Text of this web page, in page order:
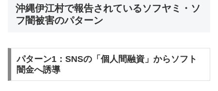
沖縄伊江村で報告されているソフヤミ・ソ
フ闇被害のパターン
パターン1：SNSの「個人間融資」からソフト
闇金へ誘導